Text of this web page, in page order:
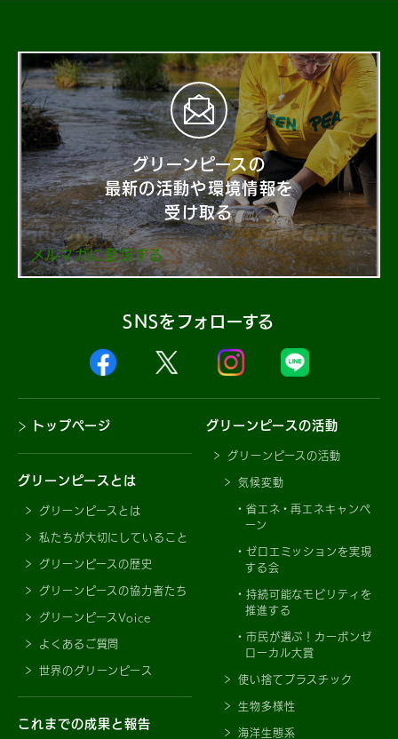
グリーンピースの
最新の活動や環境情報を
受け取る
メルマガに登録する
SNSをフォローする
トップページ
グリーンピースとは
グリーンピースとは
私たちが大切にしていること
グリーンピースの歴史
グリーンピースの協力者たち
グリーンピースVoice
よくあるご質問
世界のグリーンピース
これまでの成果と報告
グリーンピースの活動
グリーンピースの活動
気候変動
省エネ・再エネキャンペ
ーン
ゼロエミッションを実現
する会
持続可能なモビリティを
推進する
市民が選ぶ！カーボンゼ
ローカル大賞
使い捨てプラスチック
生物多様性
海洋生態系